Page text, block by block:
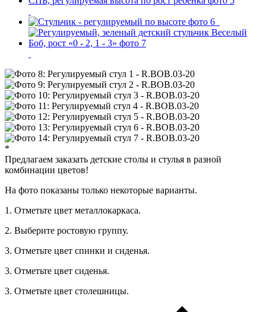
*
Предлагаем заказать детские столы и стулья в разной
комбинации цветов!
На фото показаны только некоторые варианты.
1. Отметьте цвет металлокаркаса.
2. Выберите ростовую группу.
3. Отметьте цвет спинки и сиденья.
3. Отметьте цвет сиденья.
3. Отметьте цвет столешницы.